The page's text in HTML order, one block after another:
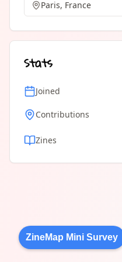
Paris, France
Stats
Joined
Contributions
Zines
ZineMap Mini Survey